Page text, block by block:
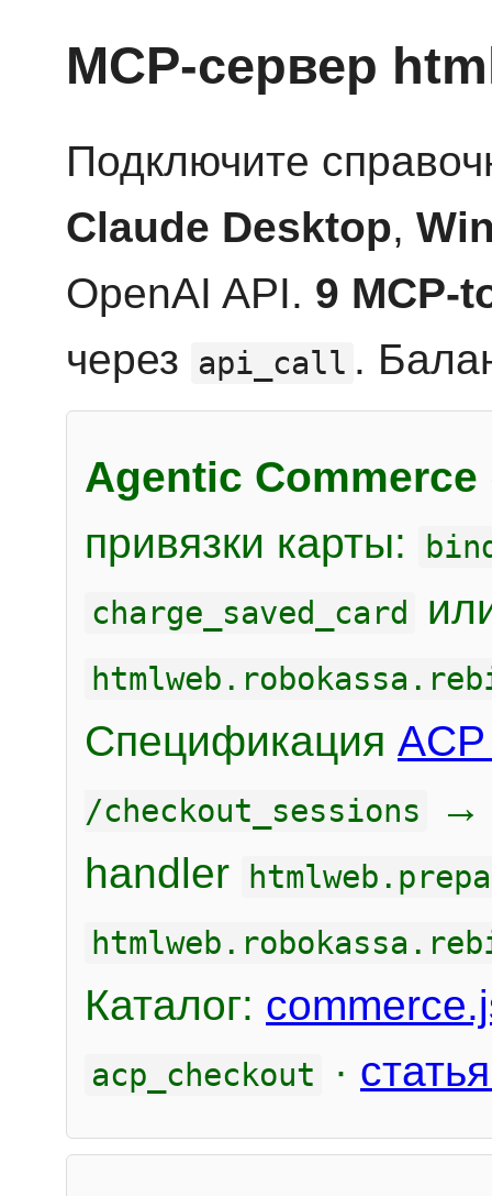
MCP-сервер
Подключите
Claude Desktop,
OpenAI API. 9 MCP-
через api_call .
Agentic Commerce
привязки карты:
charge_saved_card
Спецификация
/checkout_sessions
handler
Каталог:
acp_checkout ·